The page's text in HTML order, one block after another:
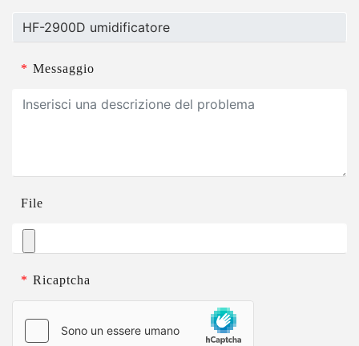
* Messaggio
File
* Ricaptcha